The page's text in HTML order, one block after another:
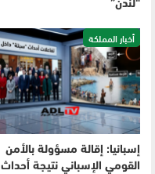
“لندن”
أخبار المملكة
إسبانيا: إقالة مسؤولة بالأمن
القومي الإسباني نتيجة أحداث